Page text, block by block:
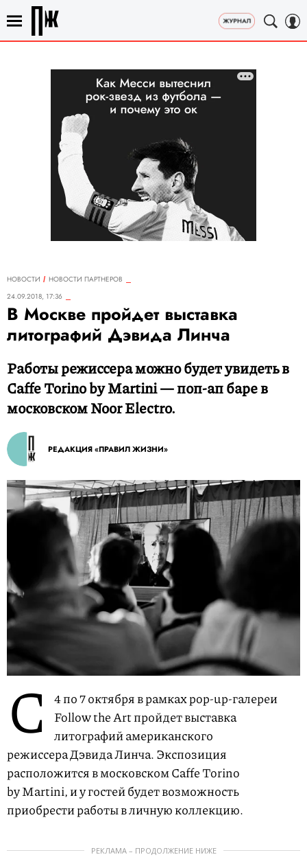
НОВОСТИ
НОВОСТИ ПАРТНЕРОВ
24.09.2018, 17:36
В Москве пройдет выставка
литографий Дэвида Линча
Работы режиссера можно будет увидеть в
Caffe Torino by Martini — поп-ап баре в
московском Noor Electro.
РЕДАКЦИЯ «ПРАВИЛ ЖИЗНИ»
С
4 по 7 октября в рамках pop-up-галереи
Follow the Art пройдет выставка
литографий американского
режиссера Дэвида Линча. Экспозиция
расположится в московском Caffe Torino
by Martini, и у гостей будет возможность
приобрести работы в личную коллекцию.
РЕКЛАМА – ПРОДОЛЖЕНИЕ НИЖЕ